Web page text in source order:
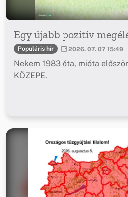
Egy újabb pozitív
Populáris hír 2026. 07. 07 15:49
Nekem 1983 óta, mióta
KÖZEPE.